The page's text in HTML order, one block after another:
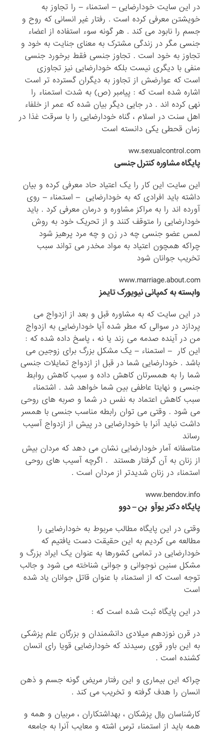
در این سایت خودارضایی – استمناء – را تجاوز به
خویشتن معرفی کرده است . رفتار غیر انسانی که روح و
جسم را نابود می کند . هر گونه سوء استفاده از اعضاء
جنسی مگر در زندگی مشترک به معنای جنایت به خود و
تجاوز به خود است . تجاوز جنسی فقط برخورد جنسی
منفی با دیگری نیست بلکه خودارضایی نیز تجاوزی
است که عوارضش از تجاوز به دیگران گسترده تر است
اشاره شده است که : پیامبر (ص) به شدت استمناء را
نهی کرده اند . در جایی دیگر بیان شده که عمر از خلفاء
اهل سنت در اسلام ، گناه خودارضایی را با سرقت غذا در
زمان قحطی یکی دانسته است
ww.sexualcontrol.com
پایگاه مشاوره کنترل جنسی
این سایت این کار را یک اعتیاد حاد معرفی کرده و بیان
داشته باید افرادی که به خودارضایی – استمناء – روی
آورده اند را به مراکز مشاوره و درمان معرفی کرد . باید
خودارضایی را متوقف کنند و از تحریک خود به روش
لمس عضو جنسی چه در زن و چه مرد پرهیز شود
چراکه همچون اعتیاد به مواد مخدر می تواند سبب
تخریب جوانان شود
www.marriage.about.com
وابسته به کمپانی نیویورک تایمز
در این سایت که به مشاوره قبل و بعد از ازدواج می
پردازد در سوالی که مطر شده آیا خودارضایی به ازدواج
من در آینده صدمه می زند یا نه ، پاسخ داده شده که :
این کار – استمناء – یک مشکل بزرگ برای زوجین می
باشد . خودارضایی شما در قبل از ازدواج تمایلات جنسی
شما را به همسرتان کاهش داده و سبب کاهش روابط
جنسی و نهایتا عاطفی بین شما خواهد شد . اشتمناء
سبب کاهش اعتماد به نفس در شما و صربه های روحی
می شود . وقتی می توان رابطه مناسب جنسی با همسر
داشت نباید آنرا با خودارضایی در پیش از ازدواج آسیب
رساند
متاسفانه آمار خودارضایی نشان می دهد که مردان بیش
از زنان به آن گرفتار هستند . اگرچه آسیب های روحی
استمناء در زنان شدیدتر از مردان است .
www.bendov.info
پایگاه دکتر یوآو بن – دوو
وقتی در این پایگاه مطالب مربوط به خودارضایی را
مطالعه می کردیم به این حقیقت دست یافتیم که
خودارضایی در تمامی کشورها به عنوان یک ایراد بزرگ و
مشکل سنین نوجوانی و جوانی شناخته می شود و جالب
توجه است که از استمناء با عنوان قاتل جوانان یاد شده
است
در این پایگاه ثبت شده است که :
در قرن نوزدهم میلادی دانشمندان و بزرگان علم پزشکی
به این باور قوی رسیدند که خودارضایی قویا رای انسان
کشنده است .
چراکه این بیماری و این رفتار مریض گونه جسم و ذهن
انسان را هدف گرفته و تخریب می کند .
کارشناسان ریال پزشکان ، بهداشتکاران ، مربیان و همه و
همه باید از استمناء ترس اشته و معایب آنرا به جامعه